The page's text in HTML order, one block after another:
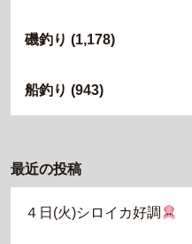
磯釣り (1,178)
船釣り (943)
最近の投稿
４日(火)シロイカ好調